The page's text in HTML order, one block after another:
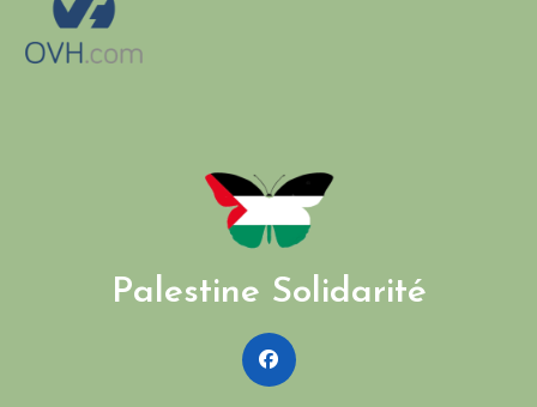
Palestine Solidarité